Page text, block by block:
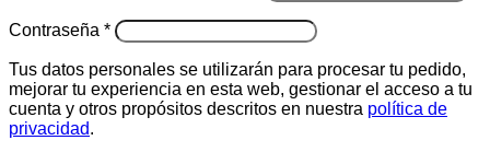
Contraseña *Obligatorio
Tus datos personales se utilizarán para procesar tu pedido,
mejorar tu experiencia en esta web, gestionar el acceso a tu
cuenta y otros propósitos descritos en nuestra política de
privacidad.